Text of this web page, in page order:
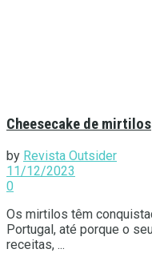
Cheesecake de mirtilos
by Revista Outsider
11/12/2023
0
Os mirtilos têm
Portugal, até porque o
receitas, ...